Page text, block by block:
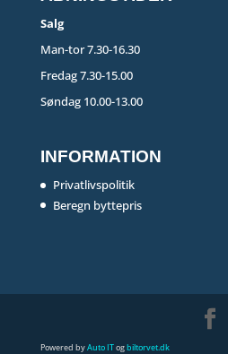
Salg
Man-tor 7.30-16.30
Fredag 7.30-15.00
Søndag 10.00-13.00
INFORMATION
Privatlivspolitik
Beregn byttepris
Powered byAuto ITogbiltorvet.dk